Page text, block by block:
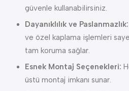
güvenle kullanabilirsiniz.
Dayanıklılık ve Paslanmazlık:
ve özel kaplama işlemleri
tam koruma sağlar.
Esnek Montaj Seçenekleri:
üstü montaj imkanı sunar.